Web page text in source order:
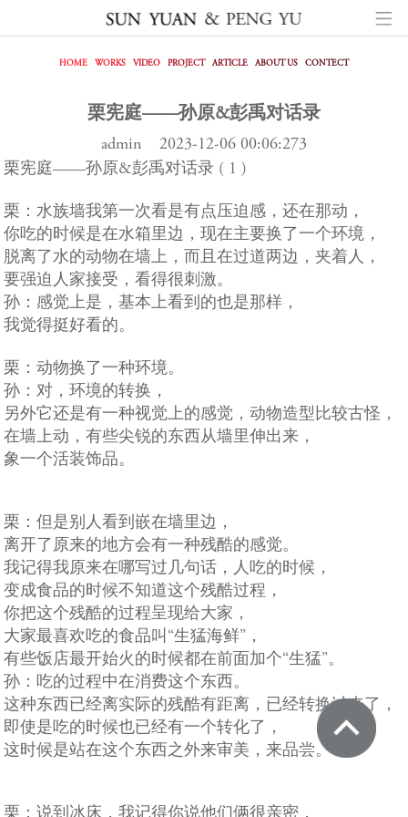
HOME WORKS VIDEO PROJECT ARTICLE ABOUT US CONTECT
栗宪庭——孙原&彭禹对话录
admin 2023-12-06 00:06:273
栗宪庭——孙原&彭禹对话录 ( 1 )
栗：水族墙我第一次看是有点压迫感，还在那动，
你吃的时候是在水箱里边，现在主要换了一个环境，
脱离了水的动物在墙上，而且在过道两边，夹着人，
要强迫人家接受，看得很刺激。
孙：感觉上是，基本上看到的也是那样，
我觉得挺好看的。
栗：动物换了一种环境。
孙：对，环境的转换，
另外它还是有一种视觉上的感觉，动物造型比较古怪，
在墙上动，有些尖锐的东西从墙里伸出来，
象一个活装饰品。
栗：但是别人看到嵌在墙里边，
离开了原来的地方会有一种残酷的感觉。
我记得我原来在哪写过几句话，人吃的时候，
变成食品的时候不知道这个残酷过程，
你把这个残酷的过程呈现给大家，
大家最喜欢吃的食品叫“生猛海鲜”，
有些饭店最开始火的时候都在前面加个“生猛”。
孙：吃的过程中在消费这个东西。
这种东西已经离实际的残酷有距离，已经转换过来了，
即使是吃的时候也已经有一个转化了，
这时候是站在这个东西之外来审美，来品尝。